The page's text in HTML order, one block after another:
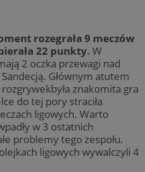
rozegrała 9 meczów
22 punkty. W
2 oczka przewagi nad
Głównym atutem
znakomita gra
do tej pory straciła
ligowych. Warto
w 3 ostatnich
problemy tego zespołu.
ligowych wywalczyli 4